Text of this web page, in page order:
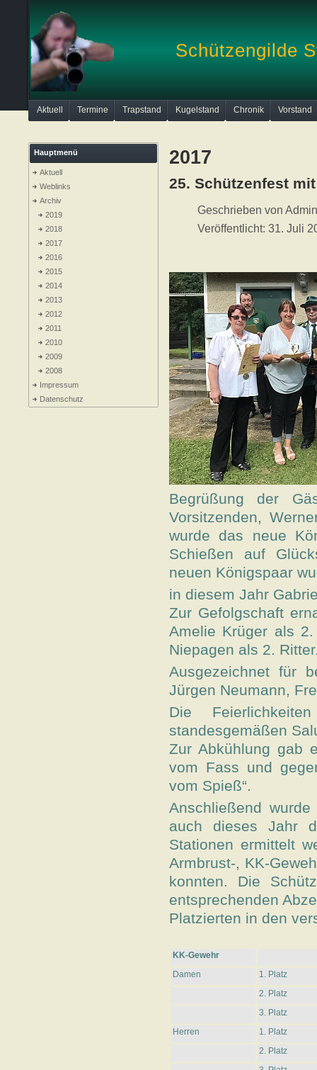
Schützengilde
Aktuell Termine Trapstand Kugelstand Chronik Vorstand
Hauptmenü
Aktuell
Weblinks
Archiv
2019
2018
2017
2016
2015
2014
2013
2012
2011
2010
2009
2008
Impressum
Datenschutz
2017
25. Schützenfest
Geschrieben von
Veröffentlicht: 31. Juli
Begrüßung der
Vorsitzenden,
wurde das neue
Schießen auf
neuen Königspaar
in diesem Jahr
Zur Gefolgschaft
Amelie Krüger als
Niepagen als 2.
Ausgezeichnet für
Jürgen Neumann,
Die
standesgemäßen
Zur Abkühlung gab
vom Fass und
vom Spieß“.
Anschließend
auch dieses Jahr
Stationen ermittelt
Armbrust-, KK-
konnten. Die
entsprechenden
Platzierten in den
KK-Gewehr
Damen
1. Platz
2. Platz
3. Platz
Herren
1. Platz
2. Platz